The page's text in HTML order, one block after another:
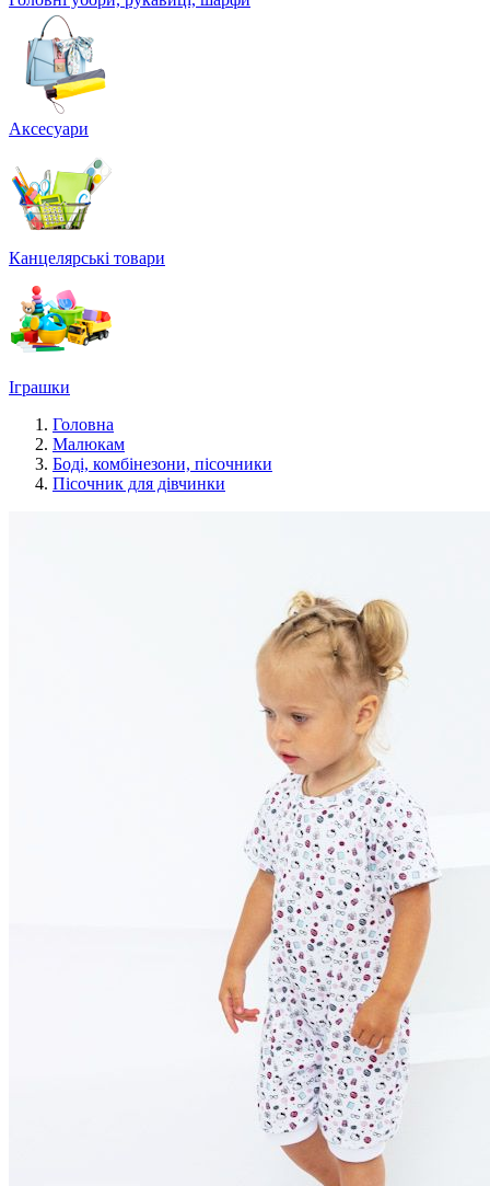
Аксесуари
Канцелярські товари
Іграшки
Головна
Малюкам
Боді, комбінезони, пісочники
Пісочник для дівчинки